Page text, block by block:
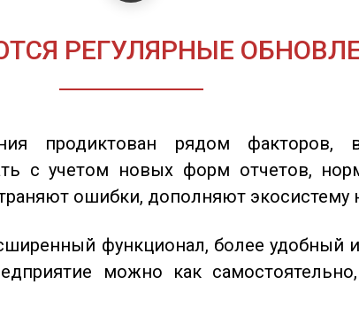
РЕГУЛЯРНЫЕ
продиктован рядом
с учетом новых форм отчетов,
ошибки, дополняют
функционал, более удобный
можно как